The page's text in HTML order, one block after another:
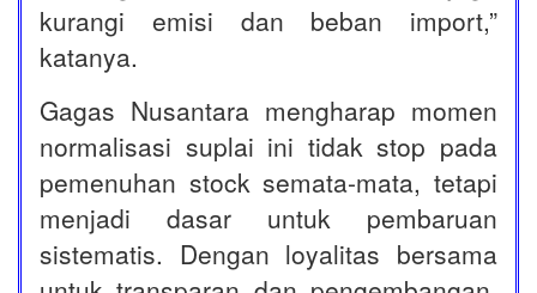
kurangi emisi dan beban import,”
katanya.
Gagas Nusantara mengharap momen
normalisasi suplai ini tidak stop pada
pemenuhan stock semata-mata, tetapi
menjadi dasar untuk pembaruan
sistematis. Dengan loyalitas bersama